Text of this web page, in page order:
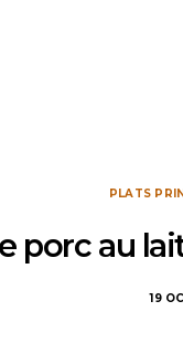
PLATS
porc au
19